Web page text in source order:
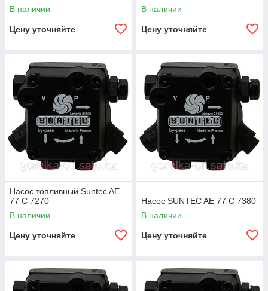
В наличии
Цену уточняйте
В наличии
Цену уточняйте
Насос топливный Suntec AE
77 C 7270
В наличии
Цену уточняйте
Насос SUNTEC AE 77 C 7380
В наличии
Цену уточняйте